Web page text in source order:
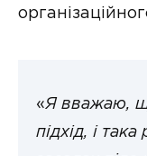
«Я вважаю,
підхід, і